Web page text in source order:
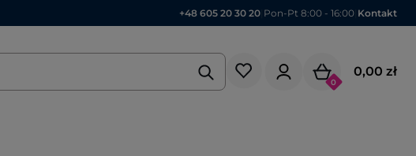
+48 605 20 30 20 Pon-Pt 8:00 - 16:00 Kontakt
0
0,00 zł